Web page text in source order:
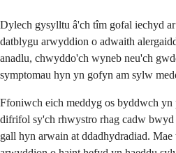
Dylech gysylltu â'ch tîm gofal iechyd
datblygu arwyddion o adwaith
anadlu, chwyddo'ch wyneb neu'ch
symptomau hyn yn gofyn am sylw
Ffoniwch eich meddyg os byddwch
difrifol sy'ch rhwystro rhag cadw
gall hyn arwain at ddadhydradiad.